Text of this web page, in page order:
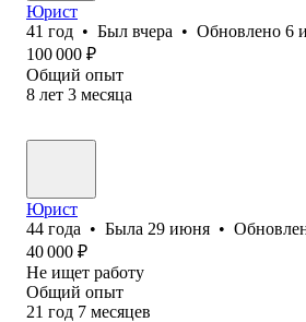
Юрист
41 год • Был вчера • Обновлено 6
100 000 ₽
Общий опыт
8 лет 3 месяца
Юрист
44 года • Была 29 июня •
40 000 ₽
Не ищет работу
Общий опыт
21 год 7 месяцев